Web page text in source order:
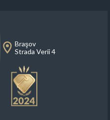
Braşov
Strada Verii 4